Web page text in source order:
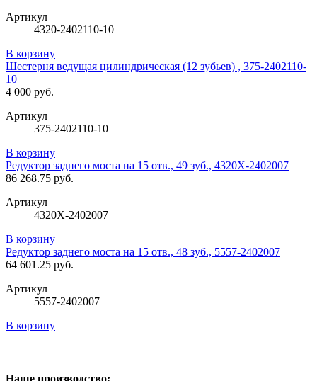
Артикул
4320-2402110-10
В корзину
Шестерня ведущая цилиндрическая (12 зубьев) , 375-2402110-
10
4 000 руб.
Артикул
375-2402110-10
В корзину
Редуктор заднего моста на 15 отв., 49 зуб., 4320Х-2402007
86 268.75 руб.
Артикул
4320Х-2402007
В корзину
Редуктор заднего моста на 15 отв., 48 зуб., 5557-2402007
64 601.25 руб.
Артикул
5557-2402007
В корзину